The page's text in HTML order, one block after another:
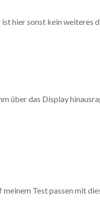
hier sonst kein weiteres
über das Display
meinem Test passen mit